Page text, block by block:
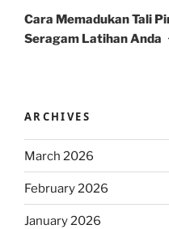
Post
Cara Memadukan Tali
Seragam Latihan Anda
ARCHIVES
March 2026
February 2026
January 2026